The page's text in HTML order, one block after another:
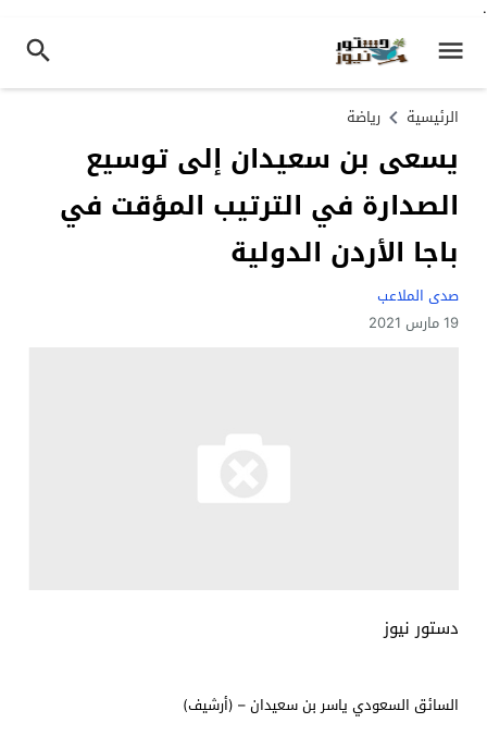
.
الرئيسية رياضة
يسعى بن سعيدان إلى توسيع
الصدارة في الترتيب المؤقت في
باجا الأردن الدولية
صدى الملاعب
19 مارس 2021
دستور نيوز
السائق السعودي ياسر بن سعيدان – (أرشيف)